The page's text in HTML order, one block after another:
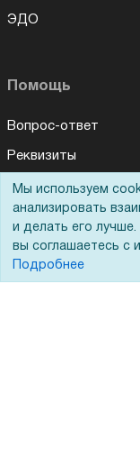
ЭДО
Помощь
Вопрос-ответ
Реквизиты
Гарантии и возврат
Сервисный центр
Вакансии
Обратная связь
Мы используем
анализировать
и делать его
вы соглашаетесь с
Подробнее